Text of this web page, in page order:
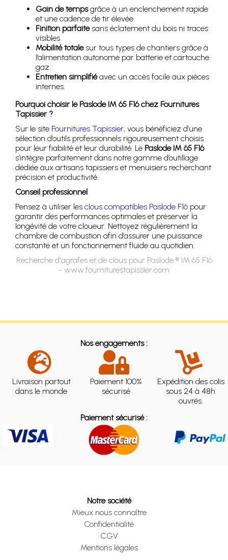
Gain de tempsgrâce à un enclenchement rapide
et une cadence de tir élevée.
Finition parfaitesans éclatement du bois ni traces
visibles.
Mobilité totalesur tous types de chantiers grâce à
l’alimentation autonome par batterie et cartouche
gaz.
Entretien simplifiéavec un accès facile aux pièces
internes.
Pourquoi choisir le Paslode IM 65 F16 chez Fournitures
Tapissier ?
Sur le site Fournitures Tapissier, vous bénéficiez d’une
sélection d’outils professionnels rigoureusement choisis
pour leur fiabilité et leur durabilité. Le Paslode IM 65 F16
s’intègre parfaitement dans notre gamme d’outillage
dédiée aux artisans tapissiers et menuisiers recherchant
précision et productivité.
Conseil professionnel
Pensez à utiliser les clous compatibles Paslode F16 pour
garantir des performances optimales et préserver la
longévité de votre cloueur. Nettoyez régulièrement la
chambre de combustion afin d’assurer une puissance
constante et un fonctionnement fluide au quotidien.
Recherche d'agrafes et de clous pour Paslode ® IM 65 F16
- www.fourniturestapissier.com
Nos engagements :
Livraison partout
dans le monde
Paiement 100%
sécurisé
Expédition des colis
sous 24 à 48h
ouvrés.
Paiement sécurisé :
Notre société
Mieux nous connaître
Confidentialité
CGV
Mentions légales